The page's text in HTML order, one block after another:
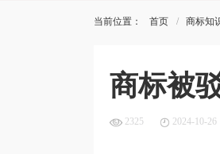
当前位置： 首页 商标知
商标被
2325 2024-10-26